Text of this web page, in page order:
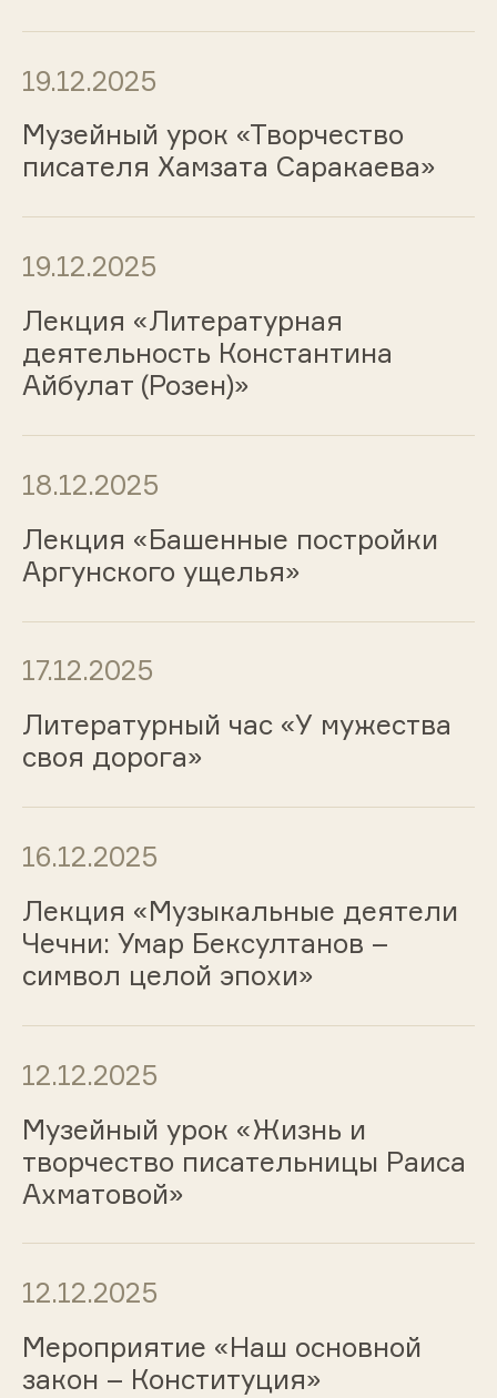
19.12.2025
Музейный урок «Творчество
писателя Хамзата Саракаева»
19.12.2025
Лекция «Литературная
деятельность Константина
Айбулат (Розен)»
18.12.2025
Лекция «Башенные постройки
Аргунского ущелья»
17.12.2025
Литературный час «У мужества
своя дорога»
16.12.2025
Лекция «Музыкальные деятели
Чечни: Умар Бексултанов –
символ целой эпохи»
12.12.2025
Музейный урок «Жизнь и
творчество писательницы Раиса
Ахматовой»
12.12.2025
Мероприятие «Наш основной
закон – Конституция»